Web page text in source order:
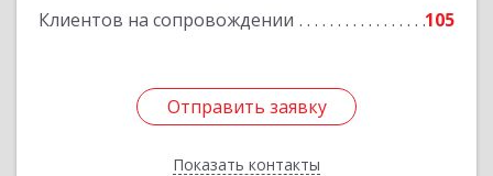
Клиентов на сопровождении 105
Отправить заявку
Показать контакты
Отправить заявку
Назад